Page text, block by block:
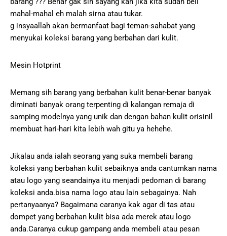
mahal-mahal eh malah sirna atau tukar.
g insyaallah akan bermanfaat bagi teman-sahabat yang
menyukai koleksi barang yang berbahan dari kulit.
Mesin Hotprint
Memang sih barang yang berbahan kulit benar-benar banyak
diminati banyak orang terpenting di kalangan remaja di
samping modelnya yang unik dan dengan bahan kulit orisinil
membuat hari-hari kita lebih wah gitu ya hehehe.
Jikalau anda ialah seorang yang suka membeli barang
koleksi yang berbahan kulit sebaiknya anda cantumkan nama
atau logo yang seandainya itu menjadi pedoman di barang
koleksi anda.bisa nama logo atau lain sebagainya. Nah
pertanyaanya? Bagaimana caranya kak agar di tas atau
dompet yang berbahan kulit bisa ada merek atau logo
anda.Caranya cukup gampang anda membeli atau pesan